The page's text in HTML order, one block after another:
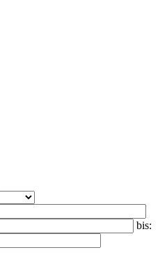
bis: